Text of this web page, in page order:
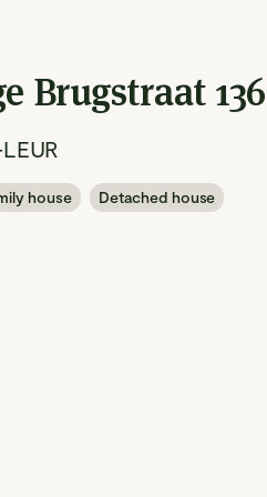
Brugstraat 136
house Detached house